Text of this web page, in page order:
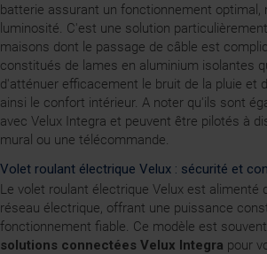
batterie assurant un fonctionnement optimal,
luminosité. C'est une solution
maisons dont le passage de câble est
constitués de lames en aluminium isolantes
d'atténuer efficacement le bruit de la pluie et
ainsi le confort intérieur. A noter qu'ils sont
avec Velux Integra et peuvent être pilotés à
mural ou une télécommande.
Volet roulant électrique Velux : sécurité et
Le volet roulant électrique Velux est alimenté
réseau électrique, offrant une puissance
fonctionnement fiable. Ce modèle est
solutions connectées Velux Integra pour